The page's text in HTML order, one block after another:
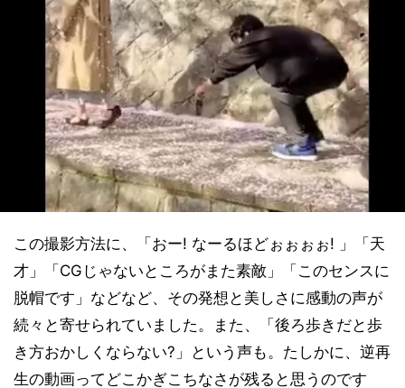
この撮影方法に、「おー! なーるほどぉぉぉぉ! 」「天
才」「CGじゃないところがまた素敵」「このセンスに
脱帽です」などなど、その発想と美しさに感動の声が
続々と寄せられていました。また、「後ろ歩きだと歩
き方おかしくならない?」という声も。たしかに、逆再
生の動画ってどこかぎこちなさが残ると思うのです